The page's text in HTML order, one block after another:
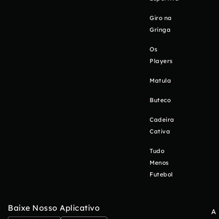
Giro na
Gringa
Os
Players
Matula
Buteco
Cadeira
Cativa
Tudo
Menos
Futebol
Baixe Nosso Aplicativo
A